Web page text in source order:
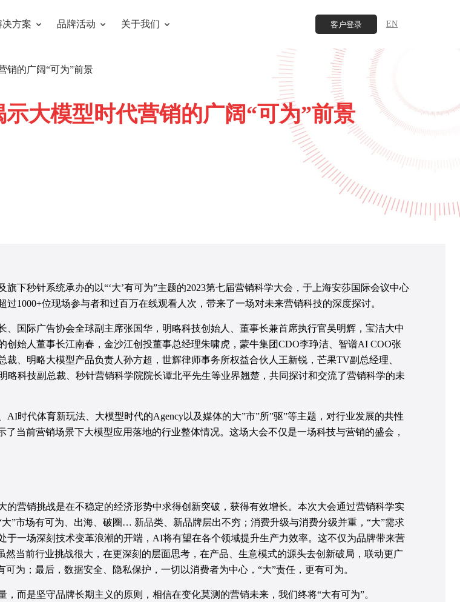
决方案 品牌活动 关于我们 客户登录 EN
销的广阔“可为”前景
大模型时代营销的广阔“可为”前景
下秒针系统承办的以“‘大’有可为”主题的2023第七届营销科学大会，于上海安莎国际会议中心
1000+位现场参与者和过百万在线观看人次，带来了一场对未来营销科技的深度探讨。
国际广告协会全球副主席张国华，明略科技创始人、董事长兼首席执行官吴明辉，宝洁大中
始人董事长江南春，金沙江创投董事总经理朱啸虎，蒙牛集团CDO李琤洁、智谱AI COO张
、明略大模型产品负责人孙方超，世辉律师事务所权益合伙人王新锐，芒果TV副总经理、
略科技副总裁、秒针营销科学院院长谭北平先生等业界翘楚，共同探讨和交流了营销科学的未
时代体育新玩法、大模型时代的Agency以及媒体的大”市”所”驱”等主题，对行业发展的共性
当前营销场景下大模型应用落地的行业整体情况。这场大会不仅是一场科技与营销的盛会，
营销挑战是在不稳定的经济形势中求得创新突破，获得有效增长。本次大会通过营销科学实
”市场有可为、出海、破圈… 新品类、新品牌层出不穷；消费升级与消费分级并重，“大”需求
一场深刻技术变革浪潮的开端，AI将有望在各个领域提升生产力效率。这不仅为品牌带来营
当前行业挑战很大，在更深刻的层面思考，在产品、生意模式的源头去创新破局，联动更广
为；最后，数据安全、隐私保护，一切以消费者为中心，“大”责任，更有可为。
而是坚守品牌长期主义的原则，相信在变化莫测的营销未来，我们终将“大有可为”。